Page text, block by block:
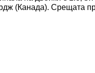
(Канада). Срещата